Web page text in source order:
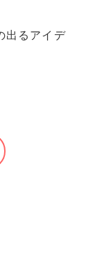
出るアイデ